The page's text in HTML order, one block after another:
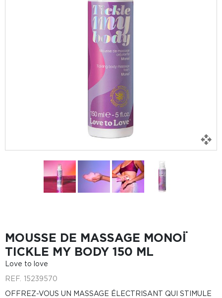
MOUSSE DE MASSAGE MONOÏ
TICKLE MY BODY 150 ML
Love to love
REF. 15239570
OFFREZ-VOUS UN MASSAGE ÉLECTRISANT QUI STIMULE